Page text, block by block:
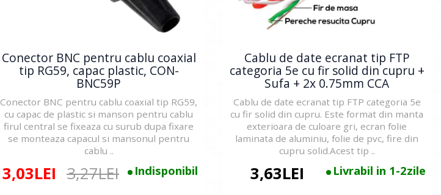
Conector BNC pentru cablu coaxial
tip RG59, capac plastic, CON-
BNC59P
Conector BNC pentru cablu coaxial tip RG59,
cu capac de plastic si manson pentru cablu
firul central se fixeaza cu surub dupa fixare
se monteaza capacul si mansonul pentru
cablu ..
Indisponibil
3,03LEI 3,27LEI
Cablu de date ecranat tip FTP
categoria 5e cu fir solid din cupru +
Sufa + 2x 0.75mm CCA
Cablu de date ecranat tip FTP categoria 5e
cu fir solid din cupru. Este format din manta
exterioara de culoare gri, ecran folie
laminata de aluminiu, folie de pvc, fire din
cupru solid.Acest tip ..
Livrabil in 1-2zile
3,63LEI